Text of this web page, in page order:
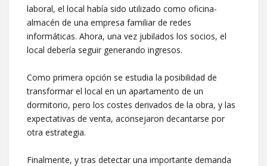
laboral, el local había sido utilizado como oficina-
almacén de una empresa familiar de redes
informáticas. Ahora, una vez jubilados los socios, el
local debería seguir generando ingresos.
Como primera opción se estudia la posibilidad de
transformar el local en un apartamento de un
dormitorio, pero los costes derivados de la obra, y las
expectativas de venta, aconsejaron decantarse por
otra estrategia.
Finalmente, y tras detectar una importante demanda